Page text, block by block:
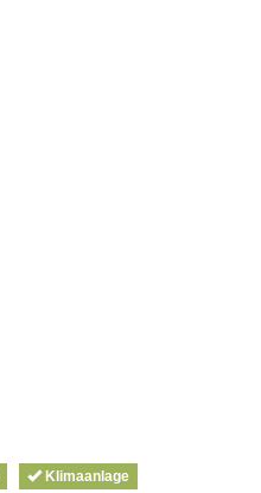
Klimaanlage